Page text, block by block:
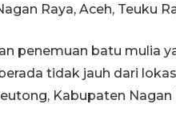
Raya, Aceh, Teuku
penemuan batu mulia
tidak jauh dari
Kabupaten Nagan